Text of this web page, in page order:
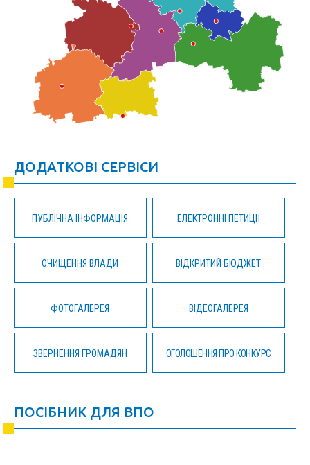
ДОДАТКОВІ СЕРВІСИ
ПУБЛІЧНА ІНФОРМАЦІЯ ЕЛЕКТРОННІ ПЕТИЦІЇ
ОЧИЩЕННЯ ВЛАДИ ВІДКРИТИЙ БЮДЖЕТ
ФОТОГАЛЕРЕЯ ВІДЕОГАЛЕРЕЯ
ЗВЕРНЕННЯ ГРОМАДЯН ОГОЛОШЕННЯ ПРО КОНКУРС
ПОСІБНИК ДЛЯ ВПО